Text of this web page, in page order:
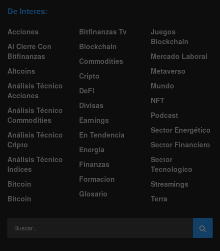
De Interes:
Acciones
Al Cierre Con
Bitfinanzas
Altcoins
Análisis Técnico
Acciones
Análisis Técnico
Commodities
Análisis Técnico
Cripto
Análisis Técnico
Indices
Bitcoin
Bitcoin
Bitfinanzas Tv
Blockchain
Commodities
Cripto
DeFi
Divisas
Earnings
En Tendencia
Energía
Finanzas
Formacion
Glosario
Juegos
Blockchain
Mercado Laboral
Metaverso
Mundo
NFT
Podcast
Sector Energético
Sector Financiero
Sector
Tecnologico
Streamings
Terra